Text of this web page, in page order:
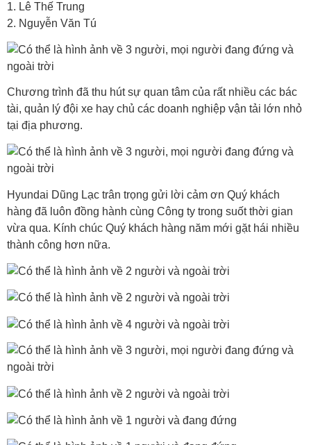
1. Lê Thế Trung
2. Nguyễn Văn Tú
Chương trình đã thu hút sự quan tâm của rất nhiều các bác
tài, quản lý đội xe hay chủ các doanh nghiệp vận tải lớn nhỏ
tại địa phương.
Hyundai Dũng Lạc trân trọng gửi lời cảm ơn Quý khách
hàng đã luôn đồng hành cùng Công ty trong suốt thời gian
vừa qua. Kính chúc Quý khách hàng năm mới gặt hái nhiều
thành công hơn nữa.